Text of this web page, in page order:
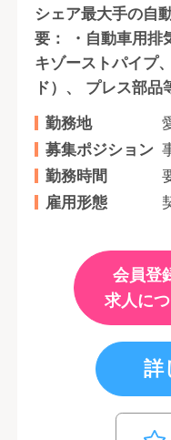
シェア最大手の自
要： ・自動車用排
キゾーストパイプ
ド）、 プレス部品
勤務地
募集ポジション
勤務時間
雇用形態
会員登
求人に
詳